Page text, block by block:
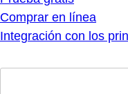
Comprar en línea
Integración con los